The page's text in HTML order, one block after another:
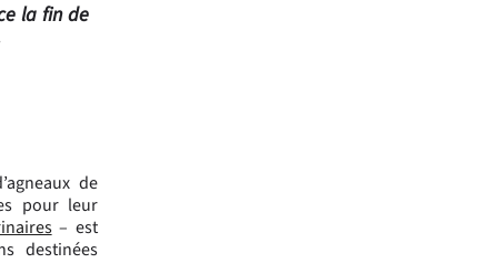
la fin de
de
pour leur
– est
destinées